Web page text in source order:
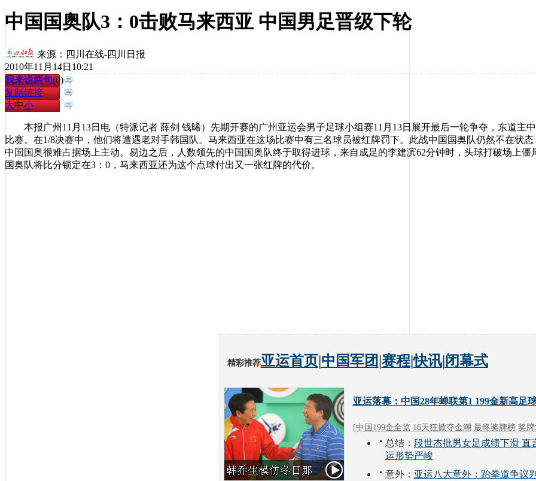
中国国奥队3：0击败马来西亚 中国男足晋级下轮
来源： 四川在线-四川日报
2010年11月14日10:21
我来说两句(0)
复制链接
大中小
本报广州11月13日电（特派记者 薛剑 钱晞）先期开赛的广州亚运会男子足球小组赛11月13日展开最后一轮争夺，东道主
比赛。在1/8决赛中，他们将遭遇老对手韩国队。马来西亚在这场比赛中有三名球员被红牌罚下。此战中国国奥队仍然不在状
中国国奥很难占据场上主动。易边之后，人数领先的中国国奥队终于取得进球，来自成足的李建滨62分钟时，头球打破场上
国奥队将比分锁定在3：0，马来西亚还为这个点球付出又一张红牌的代价。
精彩推荐亚运首页|中国军团|赛程|快讯|闭幕式
亚运落幕：中国28年蝉联第1 199金新高足
[中国199金全览 16天狂掀夺金潮 最终奖牌榜 奖牌
总结： 段世杰批男女足成绩下滑 直
运形势严峻
意外： 亚运八大意外：跆拳道争议